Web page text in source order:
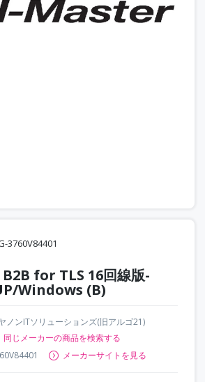
3760V84401
for TLS 16回線版-
Windows (B)
ノンITソリューションズ(旧アルゴ21)
同じメーカーの商品を検索する
メーカーサイトを見る